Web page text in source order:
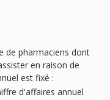
de pharmaciens dont
en raison de
est fixé :
d'affaires annuel